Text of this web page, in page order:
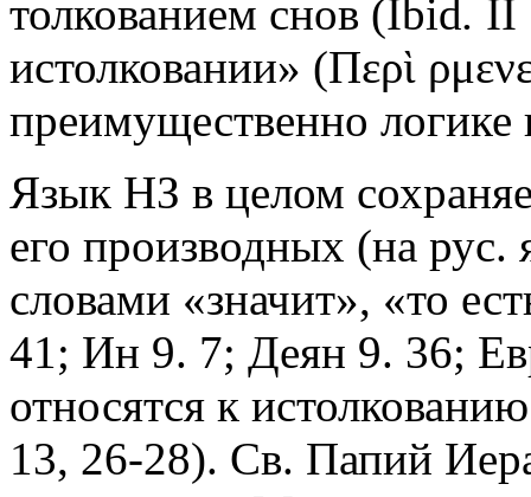
толкованием снов (Ibid. II
истолковании» (Περὶ
преимущественно логике
Язык НЗ в целом
его производных (на рус.
словами «значит», «то
41; Ин 9. 7; Деян 9. 36;
относятся к
13, 26-28). Св. Папий